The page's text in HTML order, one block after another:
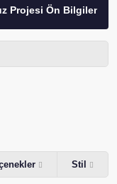
Ön Bilgilendirme
Stil